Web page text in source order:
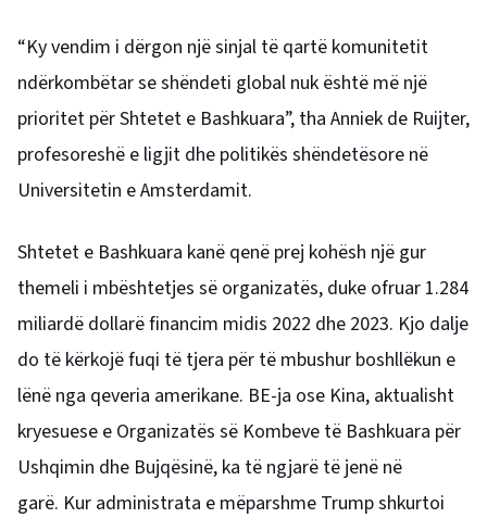
“Ky vendim i dërgon një sinjal të qartë komunitetit
ndërkombëtar se shëndeti global nuk është më një
prioritet për Shtetet e Bashkuara”, tha Anniek de Ruijter,
profesoreshë e ligjit dhe politikës shëndetësore në
Universitetin e Amsterdamit.
Shtetet e Bashkuara kanë qenë prej kohësh një gur
themeli i mbështetjes së organizatës, duke ofruar 1.284
miliardë dollarë financim midis 2022 dhe 2023. Kjo dalje
do të kërkojë fuqi të tjera për të mbushur boshllëkun e
lënë nga qeveria amerikane. BE-ja ose Kina, aktualisht
kryesuese e Organizatës së Kombeve të Bashkuara për
Ushqimin dhe Bujqësinë, ka të ngjarë të jenë në
garë. Kur administrata e mëparshme Trump shkurtoi